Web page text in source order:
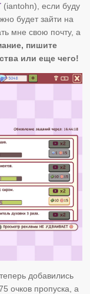
(iantohn), если буду
будет зайти на
мне свою почту, а
пишите
или еще чего!
добавились
очков пропуска, а